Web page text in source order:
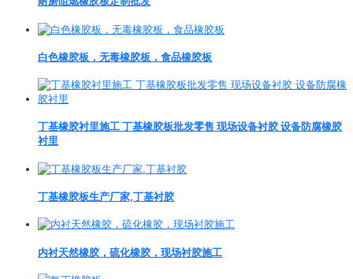
白色橡胶板，无毒橡胶板，食品橡胶板
丁基橡胶衬里施工 丁基橡胶板批发零售 现场设备衬胶 设备防腐橡胶
衬里
丁基橡胶板生产厂家,丁基衬胶
内衬天然橡胶，硫化橡胶，现场衬胶施工